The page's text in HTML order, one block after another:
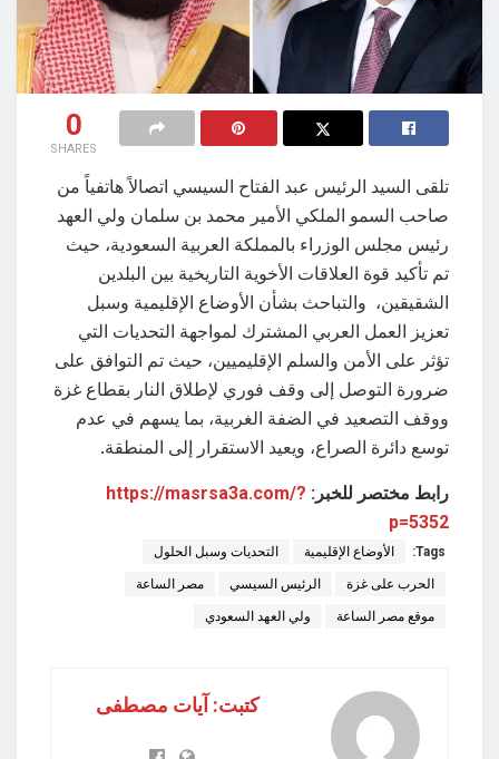
0
SHARES
تلقى السيد الرئيس عبد الفتاح السيسي اتصالاً هاتفياً من
صاحب السمو الملكي الأمير محمد بن سلمان ولي العهد
رئيس مجلس الوزراء بالمملكة العربية السعودية، حيث
تم تأكيد قوة العلاقات الأخوية التاريخية بين البلدين
الشقيقين، والتباحث بشأن الأوضاع الإقليمية وسبل
تعزيز العمل العربي المشترك لمواجهة التحديات التي
تؤثر على الأمن والسلم الإقليميين، حيث تم التوافق على
ضرورة التوصل إلى وقف فوري لإطلاق النار بقطاع غزة
ووقف التصعيد في الضفة الغربية، بما يسهم في عدم
توسع دائرة الصراع، ويعيد الاستقرار إلى المنطقة.
رابط مختصر للخبر: https://masrsa3a.com/?
p=5352
Tags: الأوضاع الإقليمية التحديات وسبل الحلول
الحرب على غزة الرئيس السيسي مصر الساعة
موقع مصر الساعة ولي العهد السعودي
كتبت: آيات مصطفى